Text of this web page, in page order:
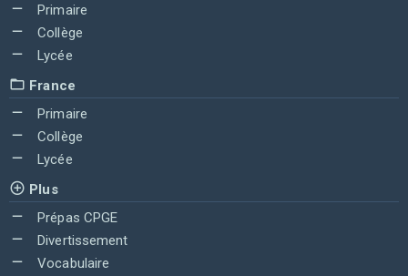
Primaire
Collège
Lycée
France
Primaire
Collège
Lycée
Plus
Prépas CPGE
Divertissement
Vocabulaire